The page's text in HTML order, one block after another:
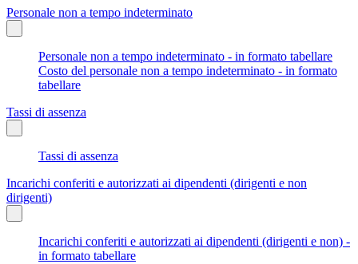
Personale non a tempo indeterminato
Personale non a tempo indeterminato - in formato tabellare
Costo del personale non a tempo indeterminato - in formato
tabellare
Tassi di assenza
Tassi di assenza
Incarichi conferiti e autorizzati ai dipendenti (dirigenti e non
dirigenti)
Incarichi conferiti e autorizzati ai dipendenti (dirigenti e non) -
in formato tabellare